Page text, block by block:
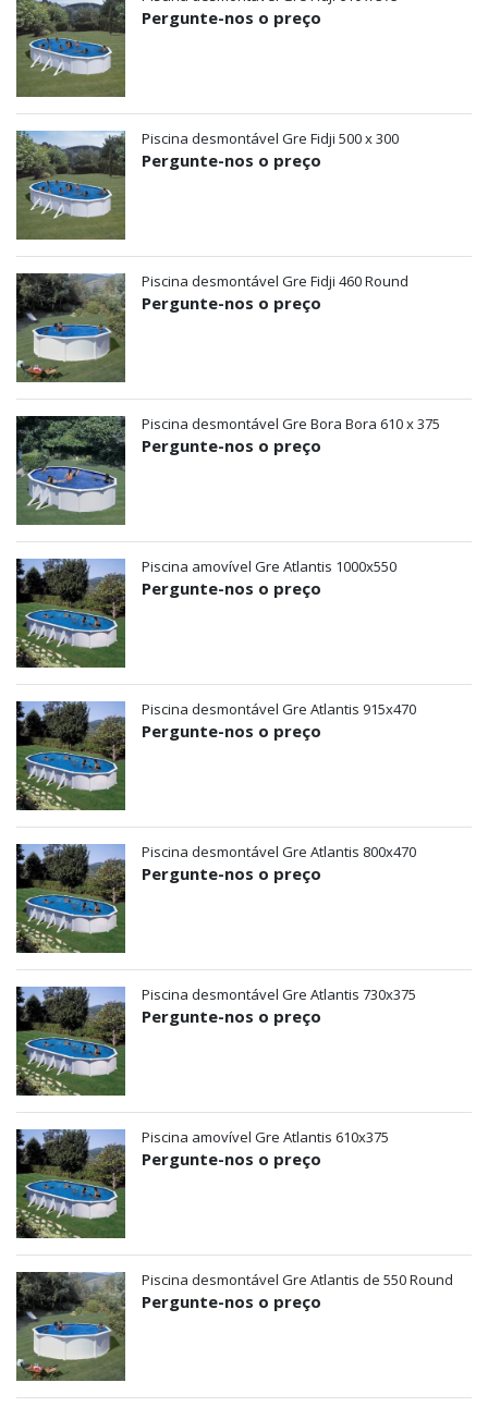
Pergunte-nos o preço
Piscina desmontável Gre Fidji 500 x 300
Pergunte-nos o preço
Piscina desmontável Gre Fidji 460 Round
Pergunte-nos o preço
Piscina desmontável Gre Bora Bora 610 x 375
Pergunte-nos o preço
Piscina amovível Gre Atlantis 1000x550
Pergunte-nos o preço
Piscina desmontável Gre Atlantis 915x470
Pergunte-nos o preço
Piscina desmontável Gre Atlantis 800x470
Pergunte-nos o preço
Piscina desmontável Gre Atlantis 730x375
Pergunte-nos o preço
Piscina amovível Gre Atlantis 610x375
Pergunte-nos o preço
Piscina desmontável Gre Atlantis de 550 Round
Pergunte-nos o preço